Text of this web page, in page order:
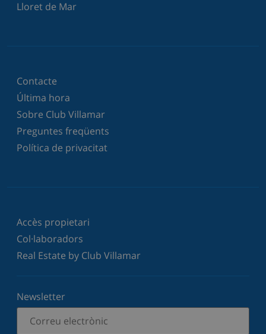
Lloret de Mar
Contacte
Última hora
Sobre Club Villamar
Preguntes freqüents
Política de privacitat
Accès propietari
Col·laboradors
Real Estate by Club Villamar
Newsletter